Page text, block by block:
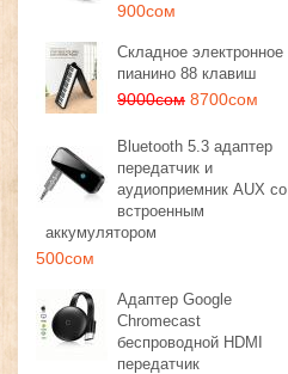
900сом
Складное электронное
пианино 88 клавиш
9000сом 8700сом
Bluetooth 5.3 адаптер
передатчик и
аудиоприемник AUX со
встроенным
аккумулятором
500сом
Адаптер Google
Chromecast
беспроводной HDMI
передатчик